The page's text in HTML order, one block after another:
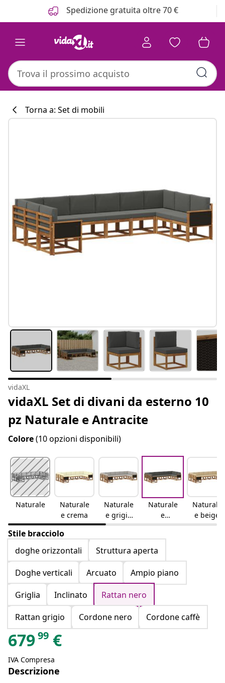
Spedizione gratuita oltre 70 €
Torna a: Set di mobili
vidaXL
vidaXL Set di divani da esterno 10
pz Naturale e Antracite
Colore(10 opzioni disponibili)
Naturale
Naturale
e crema
Naturale
e grigio
chiaro
Naturale
e
antracite
Naturale
e beige
Stile bracciolo
doghe orizzontali
Struttura aperta
Doghe verticali
Arcuato
Ampio piano
Griglia
Inclinato
Rattan nero
Rattan grigio
Cordone nero Cordone caffè
67999 €
IVA Compresa
Descrizione